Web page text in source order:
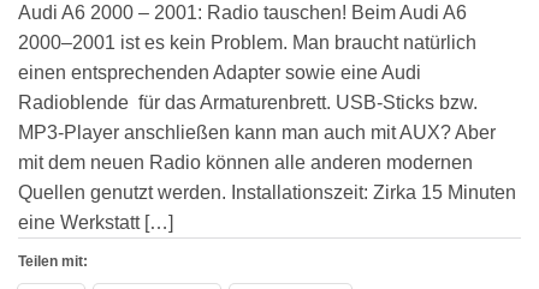
Audi A6 2000 – 2001: Radio tauschen! Beim Audi A6
2000–2001 ist es kein Problem. Man braucht natürlich
einen entsprechenden Adapter sowie eine Audi
Radioblende für das Armaturenbrett. USB-Sticks bzw.
MP3-Player anschließen kann man auch mit AUX? Aber
mit dem neuen Radio können alle anderen modernen
Quellen genutzt werden. Installationszeit: Zirka 15 Minuten
eine Werkstatt […]
Teilen mit: